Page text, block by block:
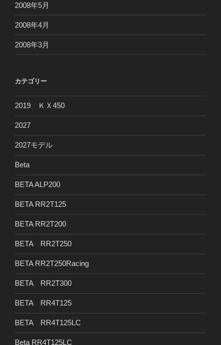
2008年5月
2008年4月
2008年3月
カテゴリー
2019 ＫＸ450
2027
2027モデル
Beta
BETA ALP200
BETA RR2T125
BETA RR2T200
BETA RR2T250
BETA RR2T250Racing
BETA RR2T300
BETA RR4T125
BETA RR4T125LC
Beta RR4T125LC